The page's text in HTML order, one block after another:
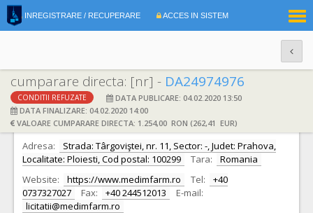
INREGISTRARE / RECUPERARE ACCES IN SISTEM
cumparare directa: [nr] - DA24974976
CONDITII REFUZATE
DATA PUBLICARE: 04.02.2020 13:50
DATA FINALIZARE: 04.02.2020 14:00
VALOARE CUMPARARE DIRECTA: 1.254,00 RON (262,41 EUR)
DATE IDENTIFICARE OFERTANT
Ofertant: S.C. MEDIMFARM S.A. CIF: 1359259
Adresa:
Strada: Târgoviştei, nr. 11, Sector: -, Judet: Prahova,
Localitate: Ploiesti, Cod postal: 100299
Tara:
Romania
Website:
https://www.medimfarm.ro Tel:
+40
0737327027
Fax: +40 244512013
E-mail:
licitatii@medimfarm.ro